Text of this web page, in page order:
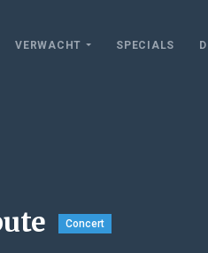
VERWACHT SPECIALS
Concert